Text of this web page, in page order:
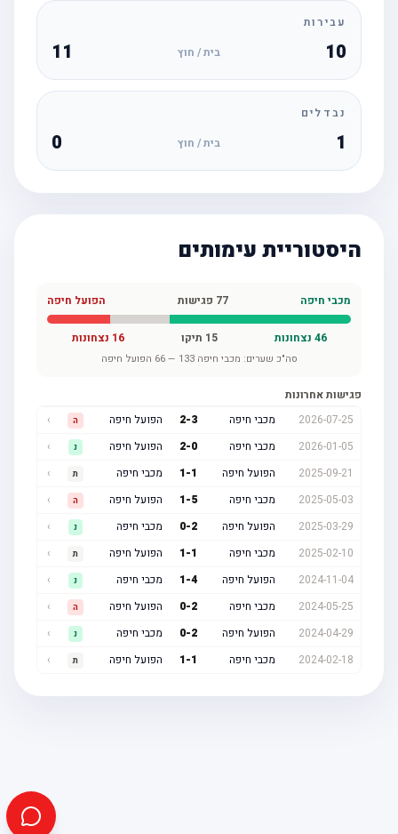
עבירות
10 בית / חוץ 11
נבדלים
בית / חוץ
היסטוריית עימותים
מכבי חיפה 77פגישות הפועל חיפה
46נצחונות 15תיקו 16נצחונות
סה"כ שערים:מכבי חיפה133
—
66 הפועל חיפה
פגישות אחרונות
2026-07-25
מכבי חיפה 2- הפועל חיפה
2026-01-05
מכבי חיפה 2- הפועל חיפה
2025-09-21
הפועל חיפה 1 מכבי חיפה
2025-05-03
מכבי חיפה 1- הפועל חיפה
2025-03-29
הפועל חיפה 0- מכבי חיפה
2025-02-10
מכבי חיפה 1 הפועל חיפה
2024-11-04
הפועל חיפה 1- מכבי חיפה
2024-05-25
מכבי חיפה 0- הפועל חיפה
2024-04-29
הפועל חיפה 0- מכבי חיפה
2024-02-18
מכבי חיפה 1 הפועל חיפה